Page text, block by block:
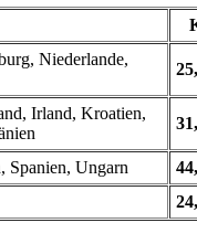
Niederlande,
Irland, Kroatien,
Spanien, Ungarn